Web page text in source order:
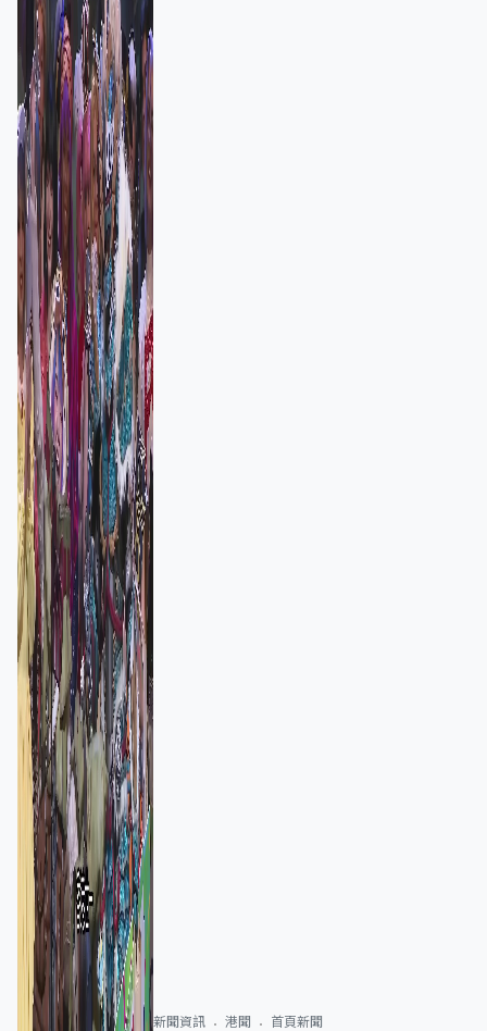
新聞資訊 港聞 首頁新聞